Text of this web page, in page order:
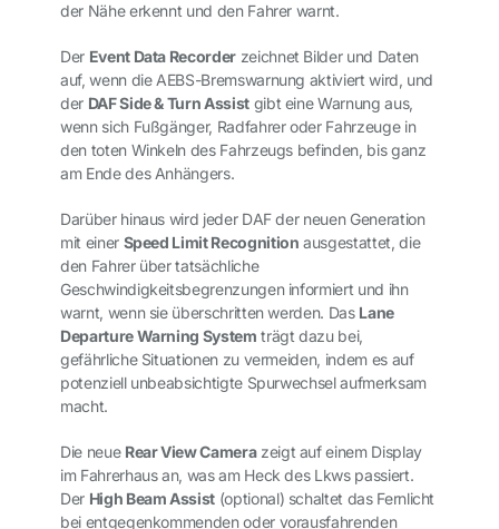
der Nähe erkennt und den Fahrer warnt.
Der Event Data Recorderzeichnet Bilder und Daten
auf, wenn die AEBS-Bremswarnung aktiviert wird, und
der DAF Side & Turn Assistgibt eine Warnung aus,
wenn sich Fußgänger, Radfahrer oder Fahrzeuge in
den toten Winkeln des Fahrzeugs befinden, bis ganz
am Ende des Anhängers.
Darüber hinaus wird jeder DAF der neuen Generation
mit einer Speed Limit Recognition ausgestattet, die
den Fahrer über tatsächliche
Geschwindigkeitsbegrenzungen informiert und ihn
warnt, wenn sie überschritten werden. Das Lane
Departure Warning System trägt dazu bei,
gefährliche Situationen zu vermeiden, indem es auf
potenziell unbeabsichtigte Spurwechsel aufmerksam
macht.
Die neue Rear View Camerazeigt auf einem Display
im Fahrerhaus an, was am Heck des Lkws passiert.
Der High Beam Assist (optional) schaltet das Fernlicht
bei entgegenkommenden oder vorausfahrenden